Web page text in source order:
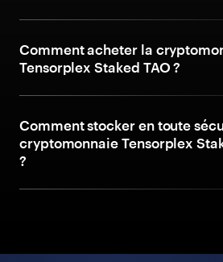
Comment acheter la
Tensorplex Staked TAO ?
Comment stocker en toute
cryptomonnaie Tensorplex
?